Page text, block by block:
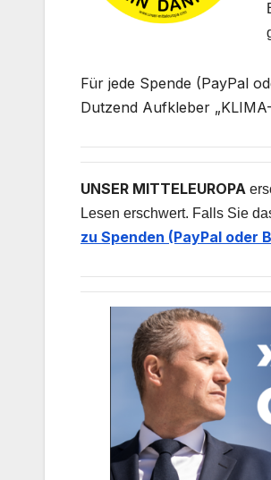
Für jede Spende (PayPal
Dutzend Aufkleber
UNSER MITTELEUROPA
Lesen erschwert. Falls Sie
zu Spenden (PayPal oder